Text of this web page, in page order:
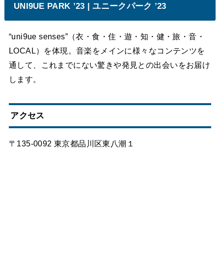
UNI9UE PARK ’23 | ユニークパーク ’23
“uni9ue senses”（衣・食・住・遊・知・健・旅・音・
LOCAL）を体現。音楽をメインに様々なコンテンツを
通して、これまでにない驚きや発見との出会いをお届け
します。
アクセス
〒135-0092 東京都品川区東八潮１